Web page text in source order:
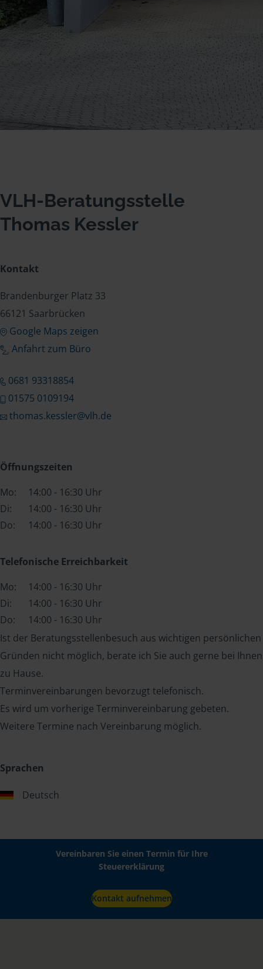
VLH-Beratungsstelle
Thomas Kessler
Kontakt
Brandenburger Platz 33
66121 Saarbrücken
Google Maps zeigen
Anfahrt zum Büro
0681 93318854
01575 0109194
thomas.kessler@vlh.de
Öffnungszeiten
Mo:
14:00 - 16:30 Uhr
Di:
14:00 - 16:30 Uhr
Do:
14:00 - 16:30 Uhr
Telefonische Erreichbarkeit
Mo:
14:00 - 16:30 Uhr
Di:
14:00 - 16:30 Uhr
Do:
14:00 - 16:30 Uhr
Ist der Beratungsstellenbesuch aus wichtigen persönlichen
Gründen nicht möglich, berate ich Sie auch gerne bei Ihnen
zu Hause.
Terminvereinbarungen bevorzugt telefonisch.
Es wird um vorherige Terminvereinbarung gebeten.
Weitere Termine nach Vereinbarung möglich.
Sprachen
Deutsch
Vereinbaren Sie einen Termin für Ihre
Steuererklärung
Kontakt aufnehmen